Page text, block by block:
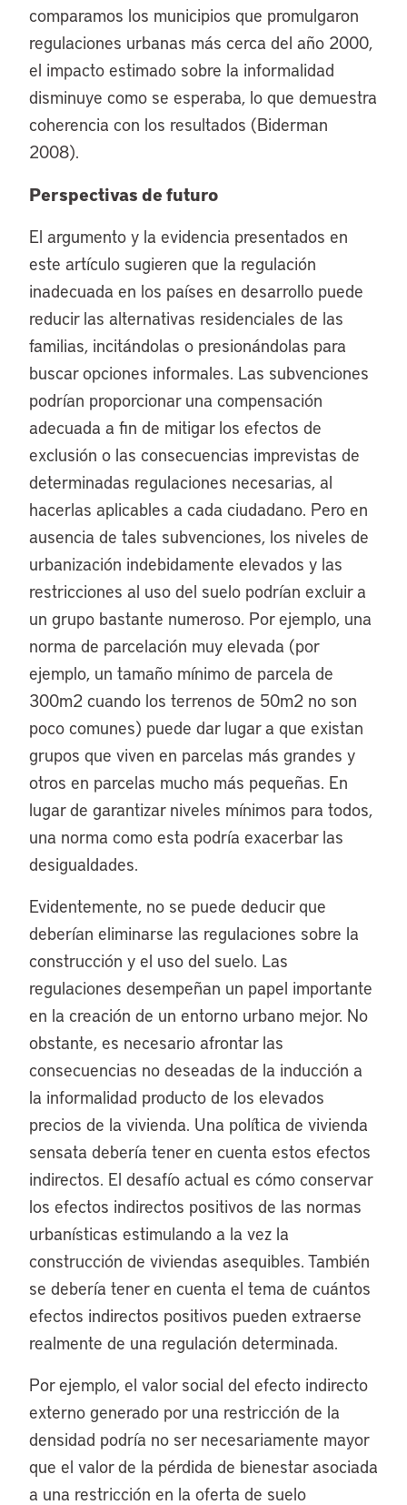
comparamos los municipios que promulgaron
regulaciones urbanas más cerca del año 2000,
el impacto estimado sobre la informalidad
disminuye como se esperaba, lo que demuestra
coherencia con los resultados (Biderman
2008).
Perspectivas de futuro
El argumento y la evidencia presentados en
este artículo sugieren que la regulación
inadecuada en los países en desarrollo puede
reducir las alternativas residenciales de las
familias, incitándolas o presionándolas para
buscar opciones informales. Las subvenciones
podrían proporcionar una compensación
adecuada a fin de mitigar los efectos de
exclusión o las consecuencias imprevistas de
determinadas regulaciones necesarias, al
hacerlas aplicables a cada ciudadano. Pero en
ausencia de tales subvenciones, los niveles de
urbanización indebidamente elevados y las
restricciones al uso del suelo podrían excluir a
un grupo bastante numeroso. Por ejemplo, una
norma de parcelación muy elevada (por
ejemplo, un tamaño mínimo de parcela de
300m2 cuando los terrenos de 50m2 no son
poco comunes) puede dar lugar a que existan
grupos que viven en parcelas más grandes y
otros en parcelas mucho más pequeñas. En
lugar de garantizar niveles mínimos para todos,
una norma como esta podría exacerbar las
desigualdades.
Evidentemente, no se puede deducir que
deberían eliminarse las regulaciones sobre la
construcción y el uso del suelo. Las
regulaciones desempeñan un papel importante
en la creación de un entorno urbano mejor. No
obstante, es necesario afrontar las
consecuencias no deseadas de la inducción a
la informalidad producto de los elevados
precios de la vivienda. Una política de vivienda
sensata debería tener en cuenta estos efectos
indirectos. El desafío actual es cómo conservar
los efectos indirectos positivos de las normas
urbanísticas estimulando a la vez la
construcción de viviendas asequibles. También
se debería tener en cuenta el tema de cuántos
efectos indirectos positivos pueden extraerse
realmente de una regulación determinada.
Por ejemplo, el valor social del efecto indirecto
externo generado por una restricción de la
densidad podría no ser necesariamente mayor
que el valor de la pérdida de bienestar asociada
a una restricción en la oferta de suelo